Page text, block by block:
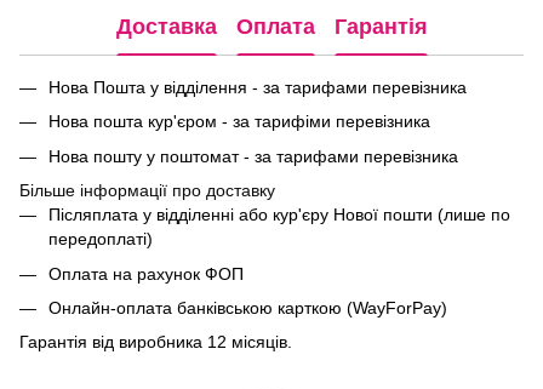
Доставка Оплата Гарантія
Нова Пошта у відділення - за тарифами перевізника
Нова пошта кур'єром - за тарифіми перевізника
Нова пошту у поштомат - за тарифами перевізника
Більше інформації про доставку
Післяплата у відділенні або кур'єру Нової пошти (лише по
передоплаті)
Оплата на рахунок ФОП
Онлайн-оплата банківською карткою (WayForPay)
Гарантія від виробника 12 місяців.